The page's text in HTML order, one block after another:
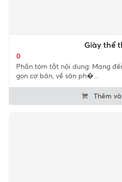
Giày thể
0
Phần tóm tắt nội dung: Mang
gọn cơ bản, về sản ph�...
Thêm